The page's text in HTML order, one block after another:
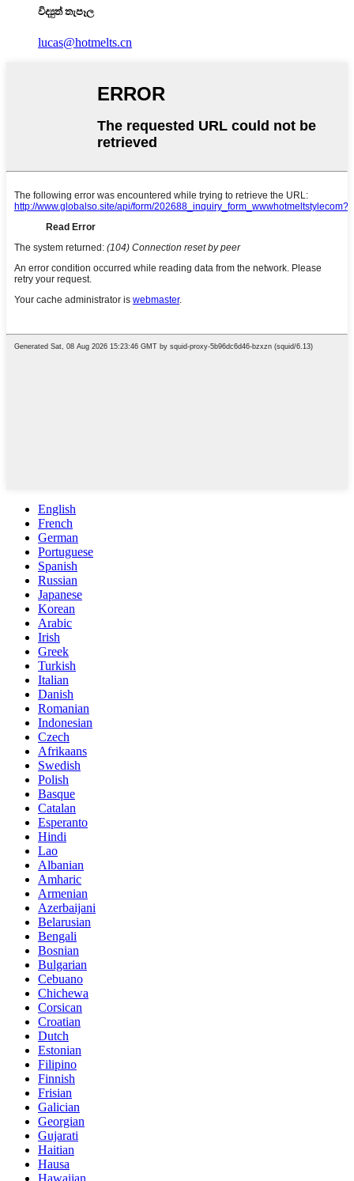
විද්‍යුත් තැපෑල
lucas@hotmelts.cn
English
French
German
Portuguese
Spanish
Russian
Japanese
Korean
Arabic
Irish
Greek
Turkish
Italian
Danish
Romanian
Indonesian
Czech
Afrikaans
Swedish
Polish
Basque
Catalan
Esperanto
Hindi
Lao
Albanian
Amharic
Armenian
Azerbaijani
Belarusian
Bengali
Bosnian
Bulgarian
Cebuano
Chichewa
Corsican
Croatian
Dutch
Estonian
Filipino
Finnish
Frisian
Galician
Georgian
Gujarati
Haitian
Hausa